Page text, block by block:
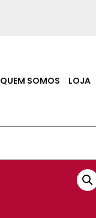
QUEM SOMOS LOJA